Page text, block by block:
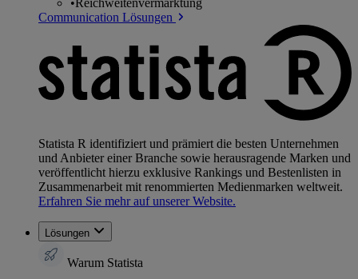
Communication Lösungen
Statista R identifiziert und prämiert die besten Unternehmen
und Anbieter einer Branche sowie herausragende Marken und
veröffentlicht hierzu exklusive Rankings und Bestenlisten in
Zusammenarbeit mit renommierten Medienmarken weltweit.
Erfahren Sie mehr auf unserer Website.
Lösungen
Warum Statista